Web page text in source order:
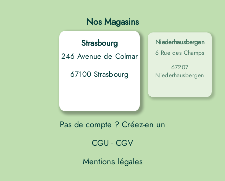
Nos Magasins
Strasbourg
246 Avenue de Colmar
67100 Strasbourg
Niederhausbergen
6 Rue des Champs
67207
Niederhausbergen
Pas de compte ? Créez-en un
CGU - CGV
Mentions légales